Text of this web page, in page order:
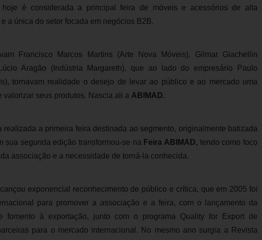
hoje é considerada a principal feira de móveis e acessórios de alta
a única do setor focada em negócios B2B.
Francisco Marcos Martins (Arte Nova Móveis), Gilmar Giachellin
Aragão (Indústria Margareth), que ao lado do empresário Paulo
tornavam realidade o desejo de levar ao público e ao mercado uma
valorizar seus produtos. Nascia ali a ABIMAD.
realizada a primeira feira destinada ao segmento, originalmente batizada
sua segunda edição transformou-se na Feira ABIMAD, tendo como foco
associação e a necessidade de torná-la conhecida.
exponencial reconhecimento de público e crítica, que em 2005 foi
para promover a associação e a feira, com o lançamento da
fomento à exportação, junto com o programa Quality for Export de
para o mercado internacional. No mesmo ano surgia a Revista